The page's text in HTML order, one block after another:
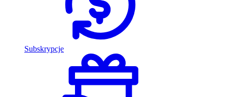
Subskrypcje